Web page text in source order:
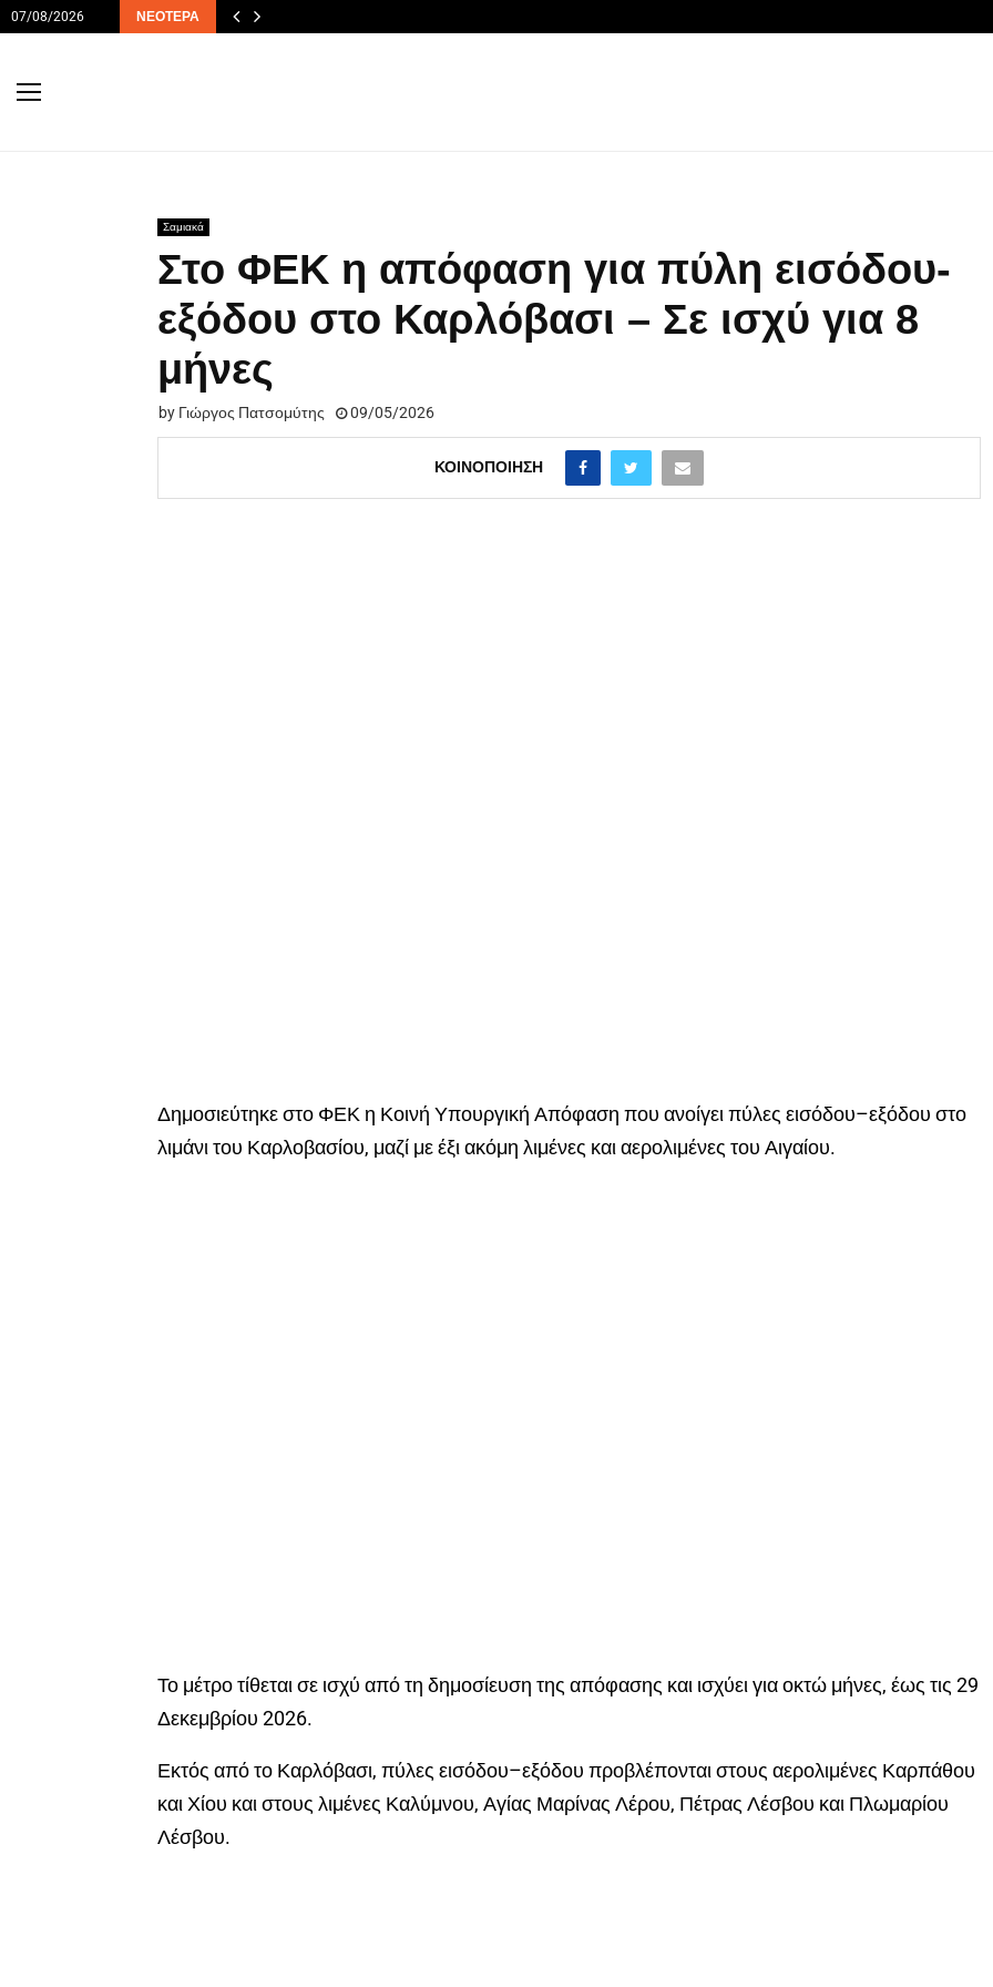
07/08/2026 ΝΕΌΤΕΡΑ
Σαμιακά
Στο ΦΕΚ η απόφαση για πύλη εισόδου-
εξόδου στο Καρλόβασι – Σε ισχύ για 8
μήνες
by Γιώργος Πατσομύτης 09/05/2026
ΚΟΙΝΟΠΟΊΗΣΗ
Δημοσιεύτηκε στο ΦΕΚ η Κοινή Υπουργική Απόφαση που ανοίγει πύλες εισόδου–εξόδου στο
λιμάνι του Καρλοβασίου, μαζί με έξι ακόμη λιμένες και αερολιμένες του Αιγαίου.
Το μέτρο τίθεται σε ισχύ από τη δημοσίευση της απόφασης και ισχύει για οκτώ μήνες, έως τις 29
Δεκεμβρίου 2026.
Εκτός από το Καρλόβασι, πύλες εισόδου–εξόδου προβλέπονται στους αερολιμένες Καρπάθου
και Χίου και στους λιμένες Καλύμνου, Αγίας Μαρίνας Λέρου, Πέτρας Λέσβου και Πλωμαρίου
Λέσβου.